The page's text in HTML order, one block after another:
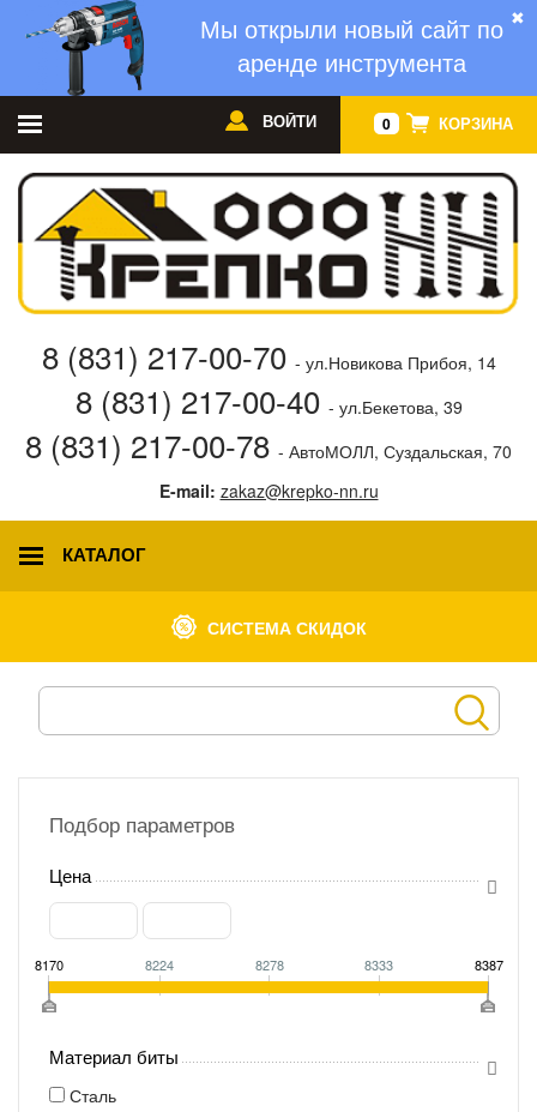
✖
Мы открыли новый сайт по
аренде инструмента
0 КОРЗИНА
ВОЙТИ
8 (831) 217-00-70 - ул.Новикова Прибоя, 14
8 (831) 217-00-40 - ул.Бекетова, 39
8 (831) 217-00-78 - АвтоМОЛЛ, Суздальская, 70
E-mail: zakaz@krepko-nn.ru
КАТАЛОГ
СИСТЕМА СКИДОК
Подбор параметров
Цена
8170 8224 8278 8333 8387
Материал биты
Сталь